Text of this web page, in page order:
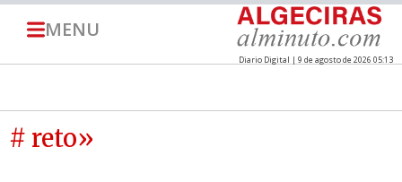
MENU
Diario Digital | 9 de agosto de 2026 05:13
# reto»